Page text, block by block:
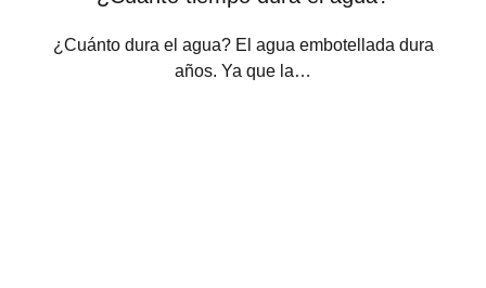
¿Cuánto dura el agua? El agua embotellada dura
años. Ya que la…